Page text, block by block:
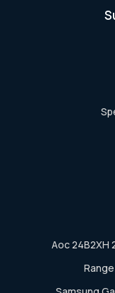
Aoc 24B2XH